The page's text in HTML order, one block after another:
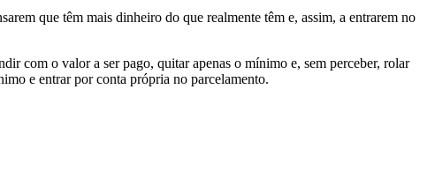
que têm mais dinheiro do que realmente têm e, assim, a entrarem no
com o valor a ser pago, quitar apenas o mínimo e, sem perceber, rolar
e entrar por conta própria no parcelamento.